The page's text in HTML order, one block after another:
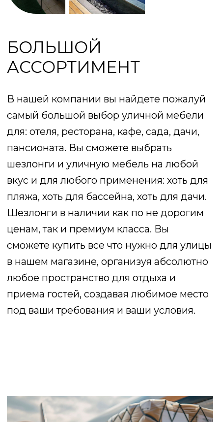
ПРОФЕССИОНАЛЬНЫЕ
КОНСУЛЬТАНТЫ
Наши специалисты проходят стажировки
на заводах в России и Европы, поэтому
выбор, в зависимости от ваших запросов
и требований. Придут а помощь
и проконсультируют по каждому товару,
тем самым облегчая ваш выбор. Всегда
очень важно не ошибиться с выбором,
и наши продавцы вам в этом помогут.